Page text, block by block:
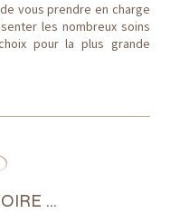
vous prendre en charge
les nombreux soins
pour la plus grande
...